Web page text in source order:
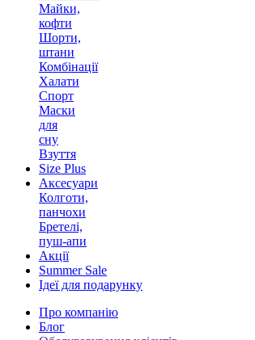
Майки,
кофти
Шорти,
штани
Комбінації
Халати
Спорт
Маски
для
сну
Взуття
Size Plus
Аксесуари
Колготи,
панчохи
Бретелі,
пуш-апи
Акції
Summer Sale
Ідеї для подарунку
Про компанію
Блог